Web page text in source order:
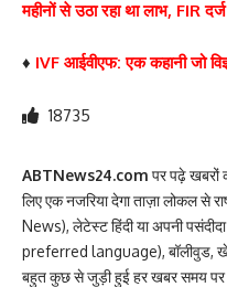
महीनों से उठा रहा था लाभ, FIR
♦ IVF आईवीएफ: एक कहानी जो
18735
ABTNews24.com पर पढ़े खबरों
लिए एक नजरिया देगा ताज़ा लोकल से
News), लेटेस्ट हिंदी या अपनी
preferred language), बॉलीवुड,
बहुत कुछ से जुड़ी हुई हर खबर समय पर